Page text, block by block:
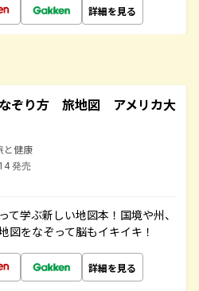
詳細を見る
ぞり方 旅地図 アメリカ大
と健康
発売
学ぶ新しい地図本！国境や州、
図をなぞって脳もイキイキ！
詳細を見る